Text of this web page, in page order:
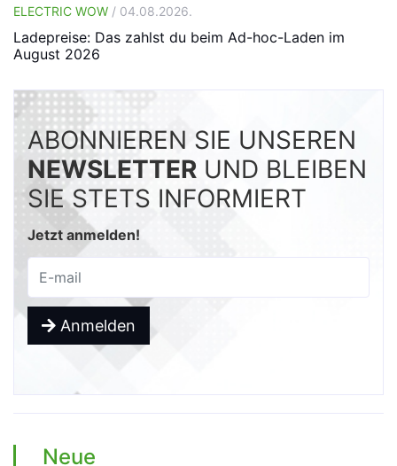
ELECTRIC WOW / 04.08.2026.
Ladepreise: Das zahlst du beim Ad-hoc-Laden im
August 2026
ABONNIEREN SIE UNSEREN
NEWSLETTER UND BLEIBEN
SIE STETS INFORMIERT
Jetzt anmelden!
Anmelden
Neue